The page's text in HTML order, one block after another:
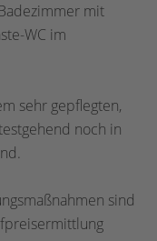
mit
WC im
sehr gepflegten,
noch in
sind